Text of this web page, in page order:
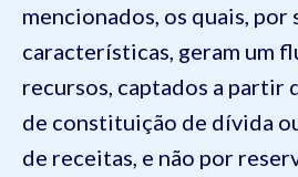
mencionados, os quais, por
características, geram um
recursos, captados a partir
de constituição de dívida
de receitas, e não por